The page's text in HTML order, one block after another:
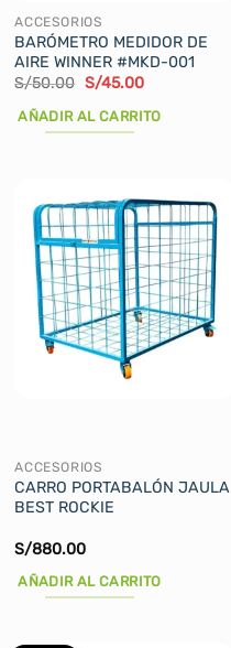
ACCESORIOS
BARÓMETRO MEDIDOR DE
AIRE WINNER #MKD-001
S/50.00 El
original
era:
S/45.00El
actual
AÑADIR AL CARRITO
ACCESORIOS
CARRO PORTABALÓN JAULA
BEST ROCKIE
S/880.00
AÑADIR AL CARRITO